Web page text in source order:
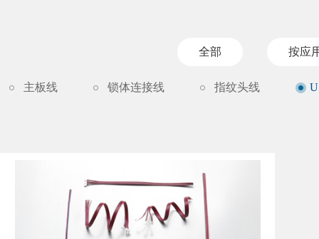
全部 按应
主板线 锁体连接线 指纹头线